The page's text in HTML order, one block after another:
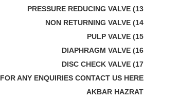
13) PRESSURE REDUCING VALVE
14) NON RETURNING VALVE
15) PULP VALVE
16) DIAPHRAGM VALVE
17) DISC CHECK VALVE
FOR ANY ENQUIRIES CONTACT US HERE:-
AKBAR HAZRAT